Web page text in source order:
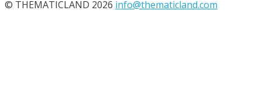
© THEMATICLAND 2026 info@thematicland.com